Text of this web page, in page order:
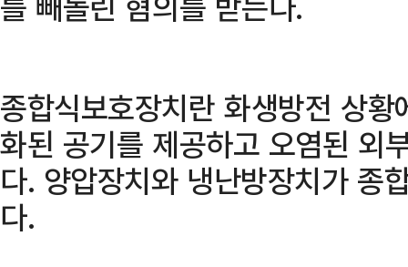
종합식보호장치란 화생방전 상
화된 공기를 제공하고 오염된 외
다. 양압장치와 냉난방장치가 종
다.